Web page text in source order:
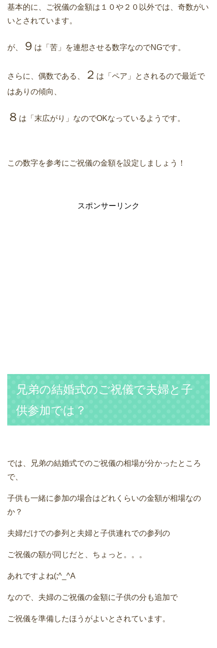
基本的に、ご祝儀の金額は１０や２０以外では、奇数がい
いとされています。
が、 ９ は「苦」を連想させる数字なのでNGです。
さらに、偶数である、 ２ は「ペア」とされるので最近で
はありの傾向、
８ は「末広がり」なのでOKなっているようです。
この数字を参考にご祝儀の金額を設定しましょう！
スポンサーリンク
兄弟の結婚式のご祝儀で夫婦と子
供参加では？
では、兄弟の結婚式でのご祝儀の相場が分かったところ
で、
子供も一緒に参加の場合はどれくらいの金額が相場なの
か？
夫婦だけでの参列と夫婦と子供連れでの参列の
ご祝儀の額が同じだと、ちょっと。。。
あれですよね(;^_^A
なので、夫婦のご祝儀の金額に子供の分も追加で
ご祝儀を準備したほうがよいとされています。